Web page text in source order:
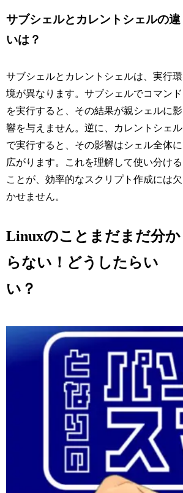
サブシェルとカレントシェルの違
いは？
サブシェルとカレントシェルは、実行環
境が異なります。サブシェルでコマンド
を実行すると、その結果が親シェルに影
響を与えません。逆に、カレントシェル
で実行すると、その影響はシェル全体に
広がります。これを理解して使い分ける
ことが、効率的なスクリプト作成には欠
かせません。
Linuxのことまだまだ分か
らない！どうしたらい
い？